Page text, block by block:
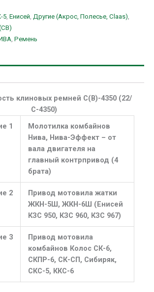
5, Енисей, Другие (Акрос, Полесье, Claas),
, Ремень
клиновых ремней С(В)-4350 (22/
С-4350)
1
Молотилка комбайнов
Нива, Нива-Эффект – от
вала двигателя на
главный контрпривод (4
брата)
2
Привод мотовила жатки
ЖКН-5Ш, ЖКН-6Ш (Енисей
КЗС 950, КЗС 960, КЗС 967)
3
Привод мотовила
комбайнов Колос СК-6,
СКПР-6, СК-СП, Сибиряк,
СКС-5, ККС-6